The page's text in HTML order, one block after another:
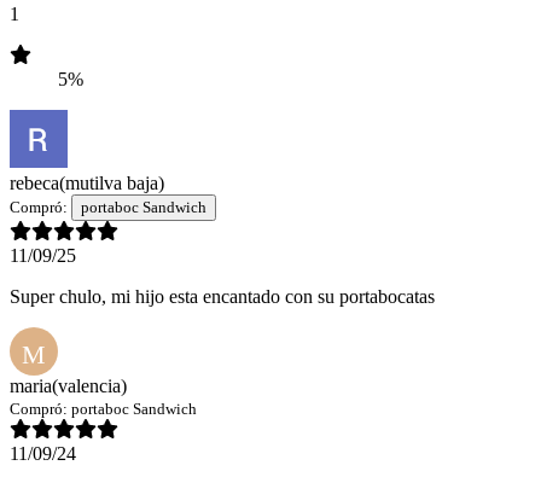
1
5%
rebeca(mutilva baja)
Compró: portaboc Sandwich
11/09/25
Super chulo, mi hijo esta encantado con su portabocatas
M
maria(valencia)
Compró: portaboc Sandwich
11/09/24